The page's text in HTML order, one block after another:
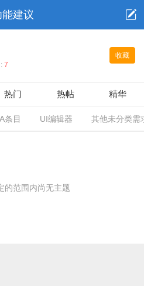
能建议
收藏
7
热门 热帖 精华
条目 UI编辑器 其他未分类需
的范围内尚无主题